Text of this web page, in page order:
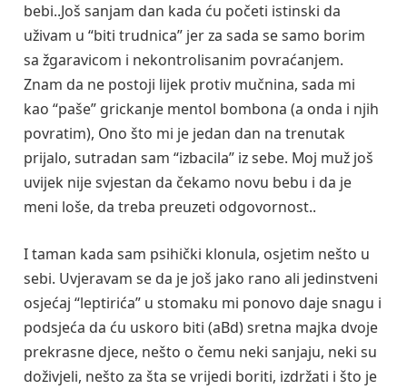
bebi..Još sanjam dan kada ću početi istinski da
uživam u “biti trudnica” jer za sada se samo borim
sa žgaravicom i nekontrolisanim povraćanjem.
Znam da ne postoji lijek protiv mučnina, sada mi
kao “paše” grickanje mentol bombona (a onda i njih
povratim), Ono što mi je jedan dan na trenutak
prijalo, sutradan sam “izbacila” iz sebe. Moj muž još
uvijek nije svjestan da čekamo novu bebu i da je
meni loše, da treba preuzeti odgovornost..
I taman kada sam psihički klonula, osjetim nešto u
sebi. Uvjeravam se da je još jako rano ali jedinstveni
osjećaj “leptirića” u stomaku mi ponovo daje snagu i
podsjeća da ću uskoro biti (aBd) sretna majka dvoje
prekrasne djece, nešto o čemu neki sanjaju, neki su
doživjeli, nešto za šta se vrijedi boriti, izdržati i što je